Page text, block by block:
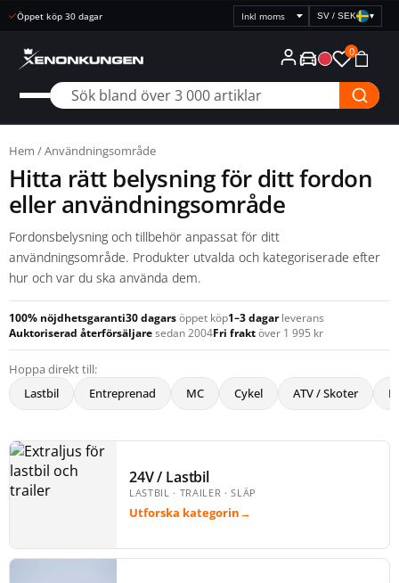
Snabb leverans
Välj
prisvisning
SV / SEK ▾
0
Hem / Användningsområde
Hitta rätt belysning för ditt fordon
eller användningsområde
Fordonsbelysning och tillbehör anpassat för ditt
användningsområde. Produkter utvalda och kategoriserade efter
hur och var du ska använda dem.
100% nöjdhetsgaranti30 dagarsöppet köp1–3 dagar leverans
Auktoriserad återförsäljaresedan 2004Fri fraktöver 1 995 kr
Hoppa direkt till:
Lastbil
Entreprenad MC Cykel ATV / Skoter
24V / Lastbil
LASTBIL · TRAILER · SLÄP
Utforska kategorin→